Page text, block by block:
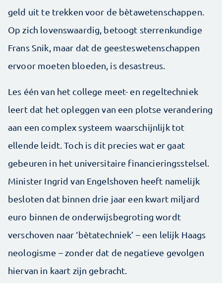
geld uit te trekken voor de bètawetenschappen.
Op zich lovenswaardig, betoogt sterrenkundige
Frans Snik, maar dat de geesteswetenschappen
ervoor moeten bloeden, is desastreus.
Les één van het college meet- en regeltechniek
leert dat het opleggen van een plotse verandering
aan een complex systeem waarschijnlijk tot
ellende leidt. Toch is dit precies wat er gaat
gebeuren in het universitaire financieringsstelsel.
Minister Ingrid van Engelshoven heeft namelijk
besloten dat binnen drie jaar een kwart miljard
euro binnen de onderwijsbegroting wordt
verschoven naar ‘bètatechniek’ – een lelijk Haags
neologisme – zonder dat de negatieve gevolgen
hiervan in kaart zijn gebracht.